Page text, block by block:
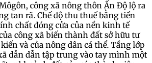
công xã nông thôn Ấn Độ lộ ra
tan rã. Chế độ thu thuế bằng tiền
chất đóng cửa của nền kinh tế
công xã biến thành đất sở hữu tư
và của nông dân cá thể. Tầng lớp
dẫn dẫn tập trung vào tay mình một